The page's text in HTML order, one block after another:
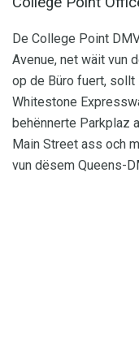
De College Point
Avenue, net wäit vun
op de Büro fuert, sollt
Whitestone
behënnerte Parkplaz
Main Street ass och
vun dësem Queens-